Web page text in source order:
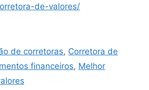
de-valores/
de corretoras, Corretora de
financeiros, Melhor